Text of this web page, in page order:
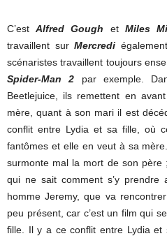
C’estAlfred Gough etMiles
travaillent surMercredi
scénaristes travaillent toujours
Spider-Man 2
par exemple.
Beetlejuice, ils remettent en
mère, quant à son mari il est
conflit entre Lydia et sa fille, où
fantômes et elle en veut à sa
surmonte mal la mort de son père
qui ne sait comment s’y
homme Jeremy, que va
peu présent, car c’est un film qui
fille. Il y a ce conflit entre Lydia